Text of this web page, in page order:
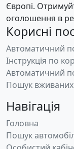
Європі.
оголошення в
Корисні
Автоматичний
Інструкція по
Автоматичний
Пошук
Навігація
Головна
Пошук